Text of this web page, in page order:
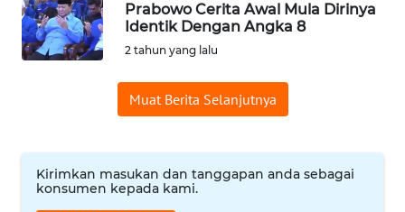
Prabowo Cerita Awal Mula Dirinya
Identik Dengan Angka 8
2 tahun yang lalu
Muat Berita Selanjutnya
Kirimkan masukan dan tanggapan anda sebagai
konsumen kepada kami.
WN
KEPULAUAN
WN